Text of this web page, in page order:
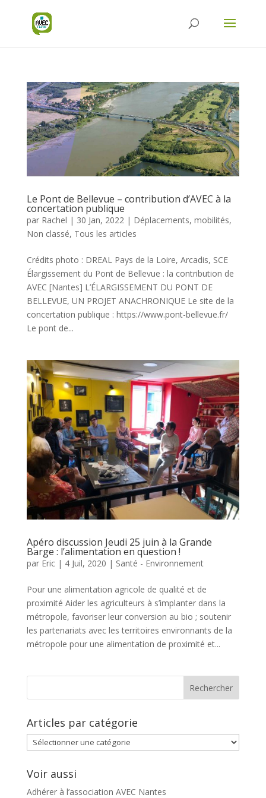
Le Pont de Bellevue – contribution d’AVEC à la
concertation publique
par Rachel | 30 Jan, 2022| Déplacements, mobilités,
Non classé, Tous les articles
Crédits photo : DREAL Pays de la Loire, Arcadis, SCE
Élargissement du Pont de Bellevue : la contribution de
AVEC [Nantes] L’ÉLARGISSEMENT DU PONT DE
BELLEVUE, UN PROJET ANACHRONIQUE Le site de la
concertation publique : https://www.pont-bellevue.fr/
Le pont de...
Apéro discussion Jeudi 25 juin à la Grande
Barge : l’alimentation en question !
par Eric| 4 Juil, 2020 | Santé - Environnement
Pour une alimentation agricole de qualité et de
proximité Aider les agriculteurs à s’implanter dans la
métropole, favoriser leur conversion au bio ; soutenir
les partenariats avec les territoires environnants de la
métropole pour une alimentation de proximité et...
Articles par catégorie
Articles
par
Voir aussi
Adhérer à l’association AVEC Nantes